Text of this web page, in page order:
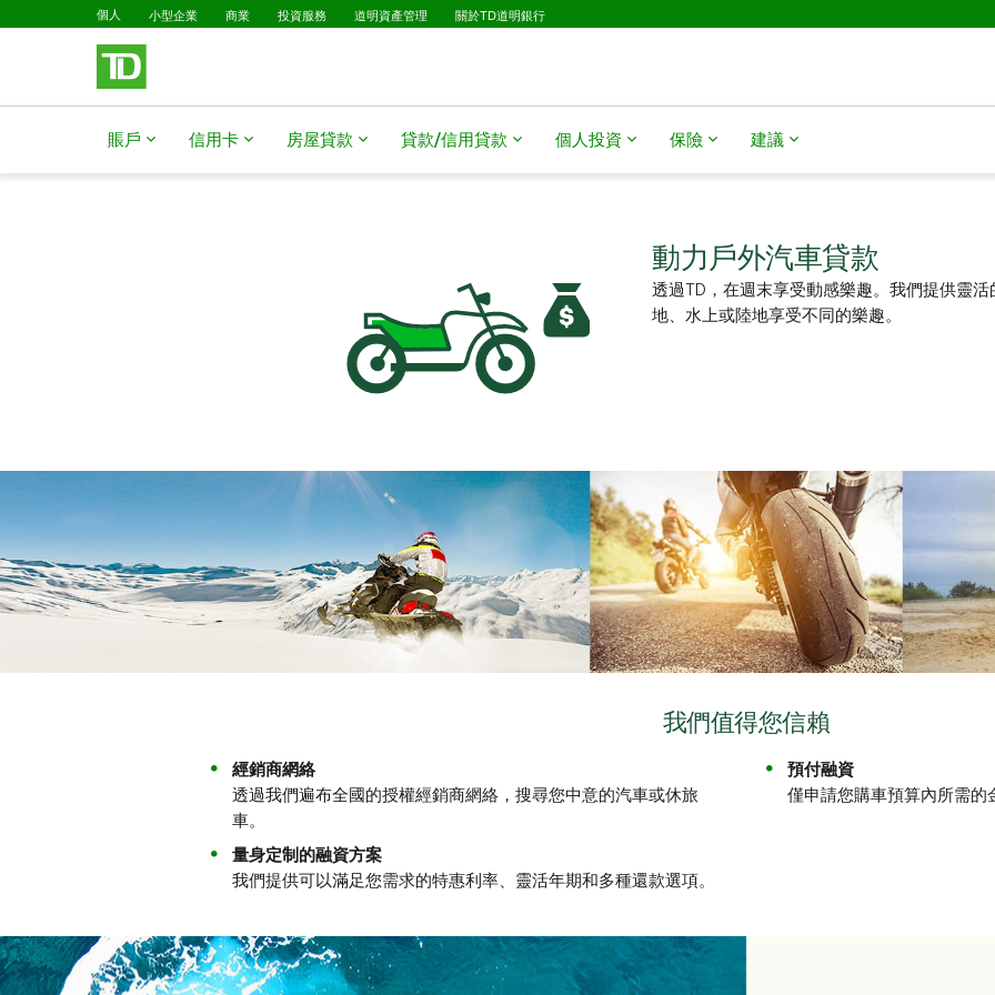
略過進入主要內容
個人 已選擇小型企業 商業 投資服務 道明資產管理 關於TD道明銀行
賬戶 信用卡 房屋貸款​​​​​​​ 貸款/信用貸款​​​​​​​ 個人投資 保險 建議
動力戶外汽車貸款
透過TD，在週末享受動感樂趣。我們提供靈
地、水上或陸地享受不同的樂趣。
我們值得您信賴
經銷商網絡
透過我們遍布全國的授權經銷商網絡，搜尋您中意的汽車或休旅
車。
量身定制的融資方案
我們提供可以滿足您需求的特惠利率、靈活年期和多種還款選項。
預付融資
僅申請您購車預算內所需的